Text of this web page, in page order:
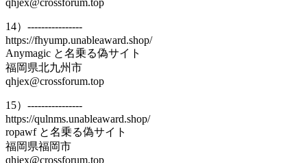
14）----------------
https://fhyump.unableaward.shop/
Anymagic と名乗る偽サイト
福岡県北九州市
qhjex@crossforum.top
15）----------------
https://qulnms.unableaward.shop/
ropawf と名乗る偽サイト
福岡県福岡市
qhjex@crossforum.top